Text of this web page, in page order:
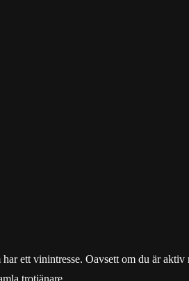
ett vinintresse. Oavsett om du är
trotjänare.